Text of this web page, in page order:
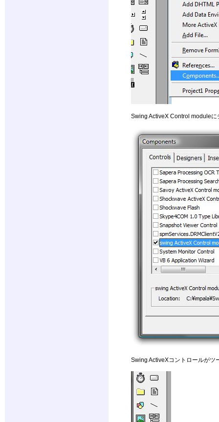
Swing ActiveX Control module
Swing ActiveXコントロールがツ